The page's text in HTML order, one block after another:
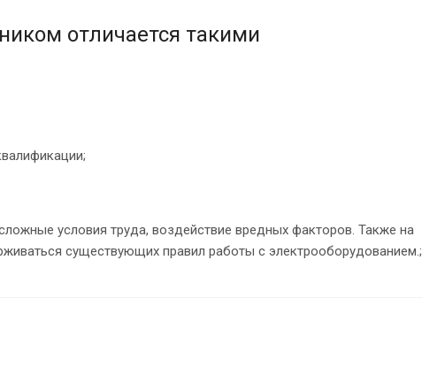
отличается такими
условия труда, воздействие вредных факторов. Также на
существующих правил работы с электрооборудованием.;